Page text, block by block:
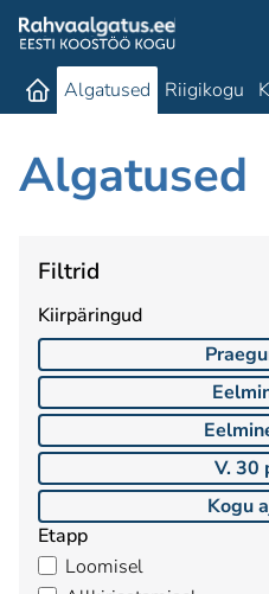
Algatused Riigikogu
Algatused
Filtrid
Kiirpäringud
V. 30
Kogu
Etapp
Loomisel